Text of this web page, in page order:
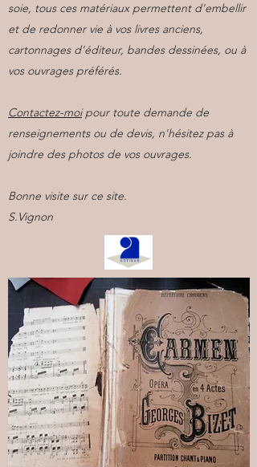
soie, tous ces matériaux permettent d'embellir
et de redonner vie à vos livres anciens,
cartonnages d'éditeur, bandes dessinées, ou à
vos ouvrages préférés.
Contactez-moipour toute demande de
renseignements ou de devis, n'hésitez pas à
joindre des photos de vos ouvrages.
Bonne visite sur ce site.
S.Vignon